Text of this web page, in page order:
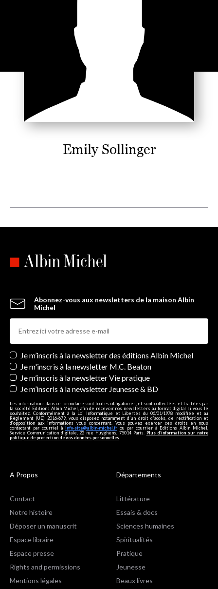
Emily Sollinger
Abonnez-vous aux newsletters de la maison Albin
Michel
Newsletters
Je m’inscris à la newsletter des éditions Albin Michel
Je m'inscris à la newsletter M.C. Beaton
Je m’inscris à la newsletter Vie pratique
Je m’inscris à la newsletter Jeunesse & BD
Les informations dans ce formulaire sont toutes obligatoires, et sont collectées et traitées par
la société Editions Albin Michel, afin de recevoir nos newsletters au format digital si vous le
souhaitez. Conformément à la Loi Informatique et Libertés du 06/01/1978 modifiée et au
Règlement (UE) 2016/679, vous disposez notamment d'un droit d'accès, de rectification et
d’opposition aux informations vous concernant. Vous pouvez exercer ces droits en nous
contactant par courriel à info-site@albin-michel.fr ou par courrier à Editions Albin Michel,
Service Communication digitale, 22 rue Huyghens, 75014 Paris. Plus d’information sur notre
politique de protection de vos données personnelles
A Propos
Contact
Notre histoire
Déposer un manuscrit
Espace libraire
Espace presse
Rights and permissions
Mentions légales
Départements
Littérature
Essais & docs
Sciences humaines
Spiritualités
Pratique
Jeunesse
Beaux livres